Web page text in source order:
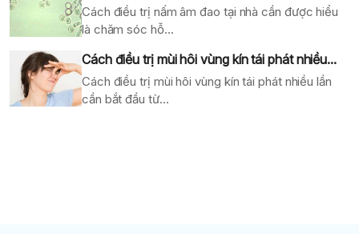
Cách điều trị nấm âm đao tại nhà cần được hiểu
là chăm sóc hỗ...
Cách điều trị mùi hôi vùng kín tái phát nhiều...
Cách điều trị mùi hôi vùng kín tái phát nhiều lần
cần bắt đầu từ...